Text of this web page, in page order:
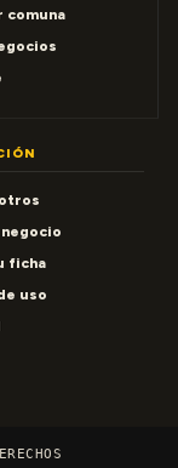
comuna
ficha
uso